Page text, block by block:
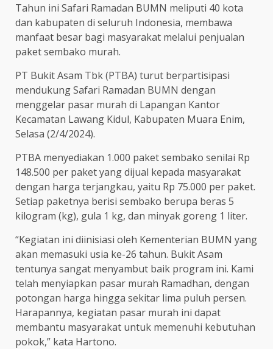
Tahun ini Safari Ramadan BUMN meliputi 40 kota
dan kabupaten di seluruh Indonesia, membawa
manfaat besar bagi masyarakat melalui penjualan
paket sembako murah.
PT Bukit Asam Tbk (PTBA) turut berpartisipasi
mendukung Safari Ramadan BUMN dengan
menggelar pasar murah di Lapangan Kantor
Kecamatan Lawang Kidul, Kabupaten Muara Enim,
Selasa (2/4/2024).
PTBA menyediakan 1.000 paket sembako senilai Rp
148.500 per paket yang dijual kepada masyarakat
dengan harga terjangkau, yaitu Rp 75.000 per paket.
Setiap paketnya berisi sembako berupa beras 5
kilogram (kg), gula 1 kg, dan minyak goreng 1 liter.
“Kegiatan ini diinisiasi oleh Kementerian BUMN yang
akan memasuki usia ke-26 tahun. Bukit Asam
tentunya sangat menyambut baik program ini. Kami
telah menyiapkan pasar murah Ramadhan, dengan
potongan harga hingga sekitar lima puluh persen.
Harapannya, kegiatan pasar murah ini dapat
membantu masyarakat untuk memenuhi kebutuhan
pokok,” kata Hartono.